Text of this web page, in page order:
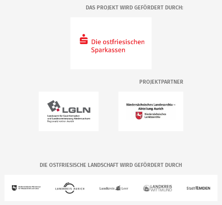
DAS PROJEKT WIRD GEFÖRDERT DURCH:
PROJEKTPARTNER
DIE OSTFRIESISCHE LANDSCHAFT WIRD GEFÖRDERT DURCH